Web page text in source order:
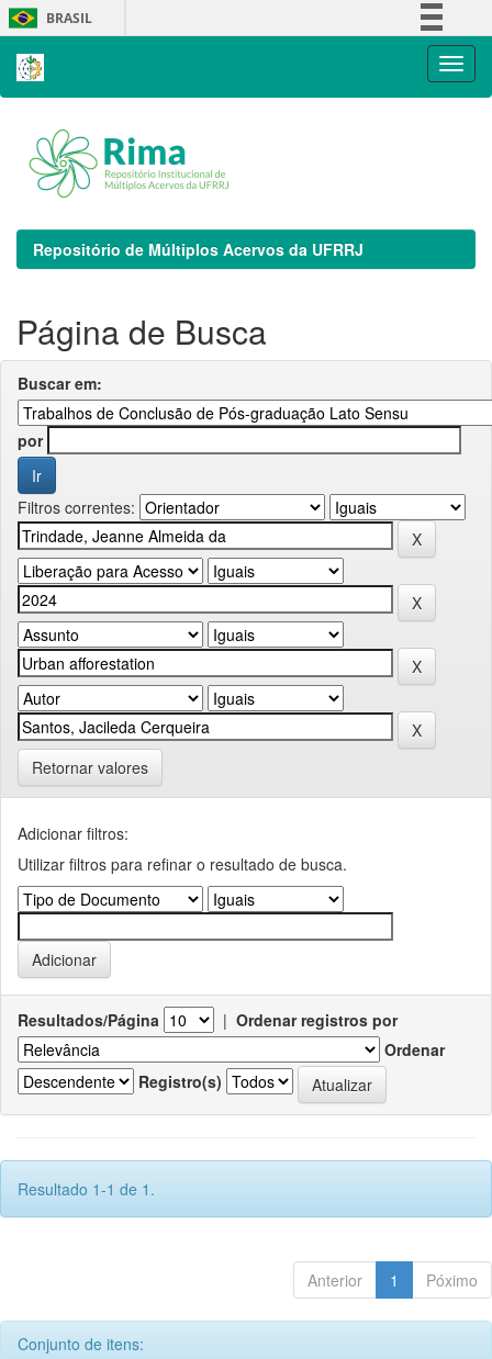
Skip
navigation
BRASIL
Repositório de Múltiplos Acervos da UFRRJ
Página de Busca
Buscar em:
por
Filtros correntes:
Retornar valores
Adicionar filtros:
Utilizar filtros para refinar o resultado de busca.
Resultados/Página | Ordenar registros por
Ordenar
Registro(s)
Resultado 1-1 de 1.
Anterior 1 Póximo
Conjunto de itens: